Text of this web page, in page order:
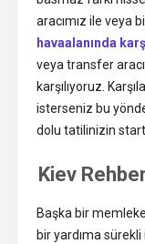
aracımız ile veya
havaalanında
veya transfer
karşılıyoruz.
isterseniz bu
dolu tatilinizin
Kiev
Başka bir
bir yardıma